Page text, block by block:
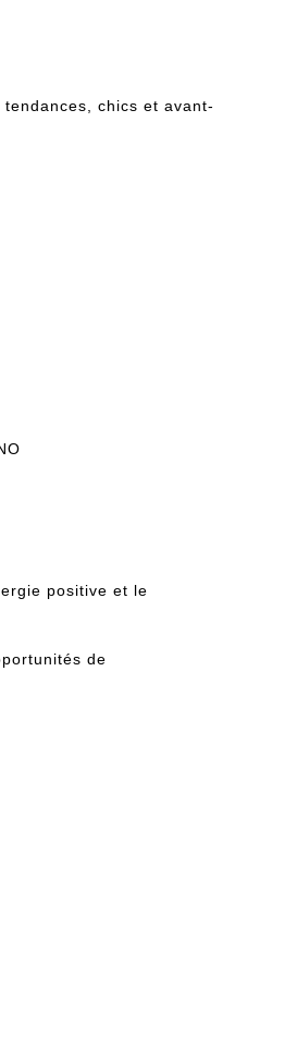
chics et avant-
positive et le
de